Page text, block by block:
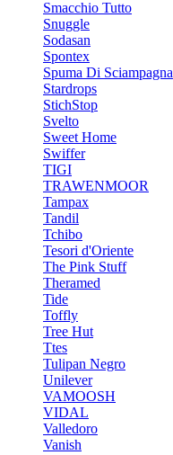
Smacchio Tutto
Snuggle
Sodasan
Spontex
Spuma Di Sciampagna
Stardrops
StichStop
Svelto
Sweet Home
Swiffer
TIGI
TRAWENMOOR
Tampax
Tandil
Tchibo
Tesori d'Oriente
The Pink Stuff
Theramed
Tide
Toffly
Tree Hut
Ttes
Tulipan Negro
Unilever
VAMOOSH
VIDAL
Valledoro
Vanish